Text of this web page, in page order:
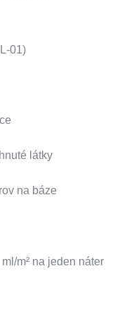
01)
látky
na báze
m² na jeden náter